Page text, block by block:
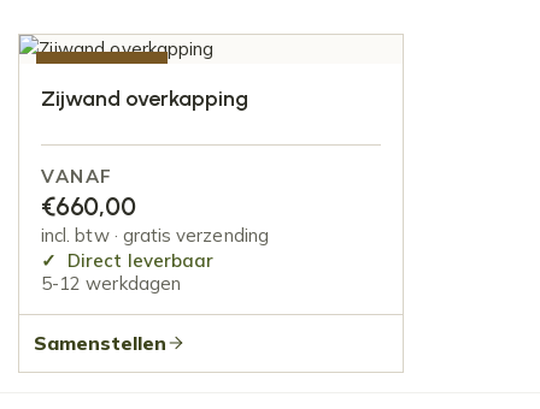
Zijwand overkapping
VANAF
€660,00
incl. btw · gratis verzending
Direct leverbaar
5-12 werkdagen
Samenstellen